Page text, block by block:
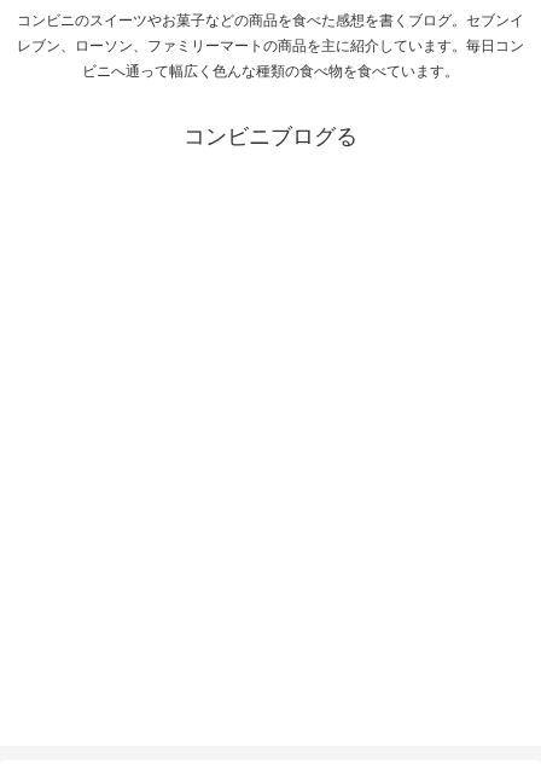
コンビニのスイーツやお菓子などの商品を食べた感想を書くブログ。セブンイ
レブン、ローソン、ファミリーマートの商品を主に紹介しています。毎日コン
ビニへ通って幅広く色んな種類の食べ物を食べています。
コンビニブログる